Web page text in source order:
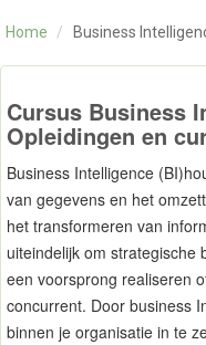
OVER ONS
CONTACT
Home / Business
Cursus Business
Opleidingen en
Business Intelligence
van gegevens en het
het transformeren van
uiteindelijk om strategische
een voorsprong realiseren
concurrent. Door business
binnen je organisatie in te